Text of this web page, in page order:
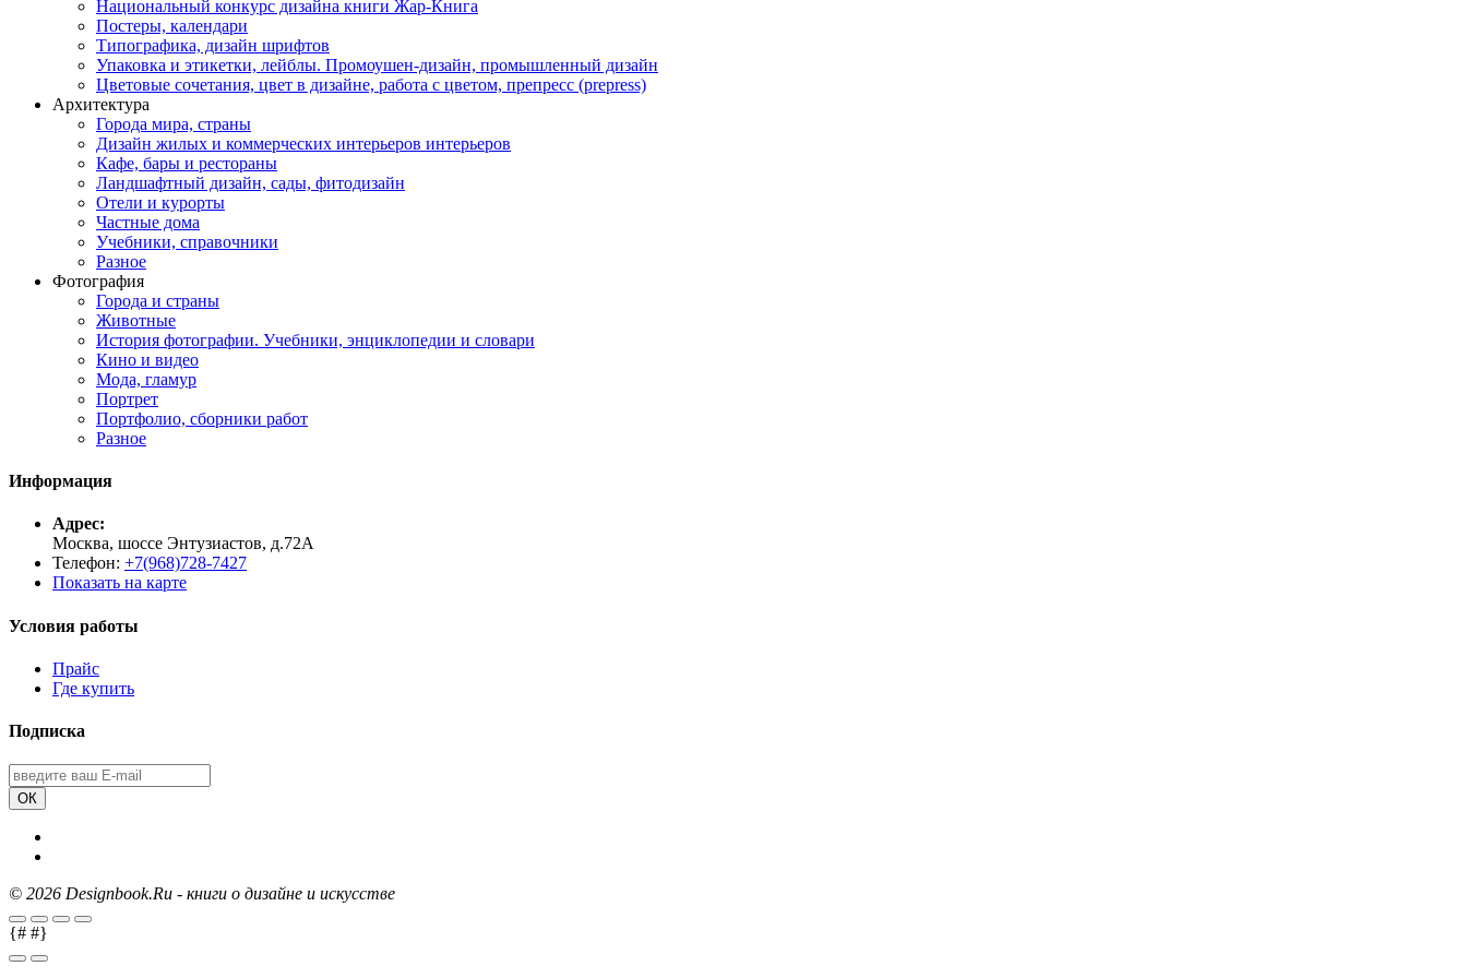
Национальный конкурс дизайна книги Жар-Книга
Постеры, календари
Типографика, дизайн шрифтов
Упаковка и этикетки, лейблы. Промоушен-дизайн, промышленный дизайн
Цветовые сочетания, цвет в дизайне, работа с цветом, препресс (prepress)
Архитектура
Города мира, страны
Дизайн жилых и коммерческих интерьеров интерьеров
Кафе, бары и рестораны
Ландшафтный дизайн, сады, фитодизайн
Отели и курорты
Частные дома
Учебники, справочники
Разное
Фотография
Города и страны
Животные
История фотографии. Учебники, энциклопедии и словари
Кино и видео
Мода, гламур
Портрет
Портфолио, сборники работ
Разное
Информация
Адрес:
Москва, шоссе Энтузиастов, д.72А
Телефон: +7(968)728-7427
Показать на карте
Условия работы
Прайс
Где купить
Подписка
ОК
© 2026 Designbook.Ru - книги о дизайне и искусстве
{# #}